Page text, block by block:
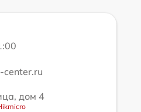
center.ru
дом 4